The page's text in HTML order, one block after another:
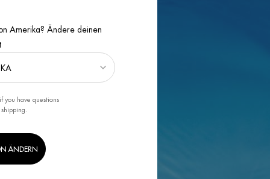
Amerika? Ändere deinen
if you have questions
ÄNDERN